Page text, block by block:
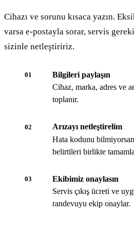
Cihazı ve sorunu kısaca yazın.
varsa e-postayla sorar, servis
sizinle netleştiririz.
01
Bilgileri paylaşın
Cihaz, marka, adres ve
toplanır.
02
Arızayı netleştirelim
Hata kodunu
belirtileri birlikte
03
Ekibimiz onaylasın
Servis çıkış ücreti ve
randevuyu ekip onaylar.